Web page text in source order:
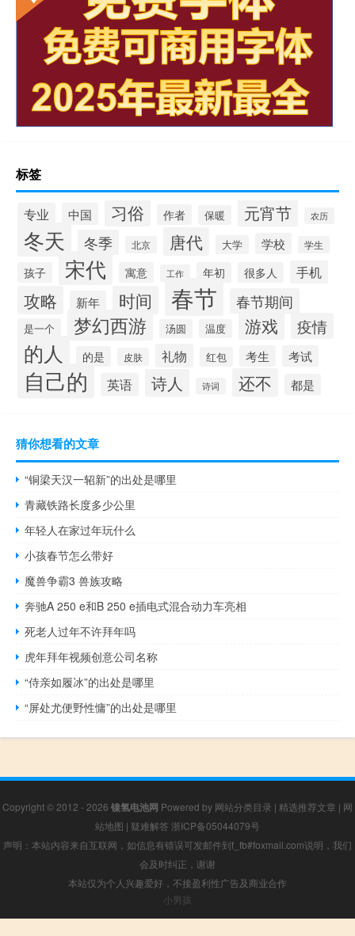
标签
专业 中国 习俗 作者 保暖 元宵节 农历
冬天 冬季 北京 唐代 大学 学校 学生
孩子 宋代 寓意 工作 年初 很多人 手机
攻略 新年 时间 春节 春节期间
是一个 梦幻西游 汤圆 温度 游戏 疫情
的人 的是 皮肤 礼物 红包 考生 考试
自己的 英语 诗人 诗词 还不 都是
猜你想看的文章
“铜梁天汉一轺新”的出处是哪里
青藏铁路长度多少公里
年轻人在家过年玩什么
小孩春节怎么带好
魔兽争霸3 兽族攻略
奔驰A 250 e和B 250 e插电式混合动力车亮相
死老人过年不许拜年吗
虎年拜年视频创意公司名称
“侍亲如履冰”的出处是哪里
“屏处尤便野性慵”的出处是哪里
Copyright © 2012 - 2026 镍氢电池网 Powered by 网站分类目录 | 精选推荐文章 | 网
站地图 | 疑难解答 浙ICP备05044079号
声明：本站内容来自互联网，如信息有错误可发邮件到f_fb#foxmail.com说明，我们
会及时纠正，谢谢
本站仅为个人兴趣爱好，不接盈利性广告及商业合作
小男孩